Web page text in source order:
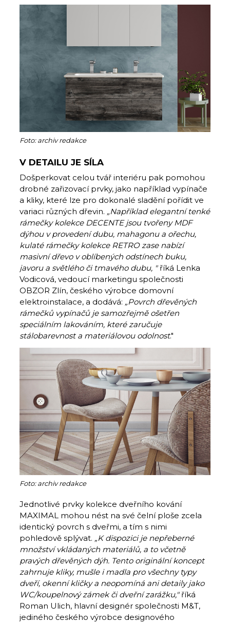
Foto: archiv redakce
V DETAILU JE SÍLA
Došperkovat celou tvář interiéru pak pomohou
drobné zařizovací prvky, jako například vypínače
a kliky, které lze pro dokonalé sladění pořídit ve
variaci různých dřevin. „Například elegantní tenké
rámečky kolekce DECENTE jsou tvořeny MDF
dýhou v provedení dubu, mahagonu a ořechu,
kulaté rámečky kolekce RETRO zase nabízí
masivní dřevo v oblíbených odstínech buku,
javoru a světlého či tmavého dubu, " říká Lenka
Vodicová, vedoucí marketingu společnosti
OBZOR Zlín, českého výrobce domovní
elektroinstalace, a dodává: „Povrch dřevěných
rámečků vypínačů je samozřejmě ošetřen
speciálním lakováním, které zaručuje
stálobarevnost a materiálovou odolnost."
Foto: archiv redakce
Jednotlivé prvky kolekce dveřního kování
MAXIMAL mohou nést na své čelní ploše zcela
identický povrch s dveřmi, a tím s nimi
pohledově splývat. „K dispozici je nepřeberné
množství vkládaných materiálů, a to včetně
pravých dřevěných dýh. Tento originální koncept
zahrnuje kliky, mušle i madla pro všechny typy
dveří, okenní kličky a neopomíná ani detaily jako
WC/koupelnový zámek či dveřní zarážku," říká
Roman Ulich, hlavní designér společnosti M&T,
jediného českého výrobce designového